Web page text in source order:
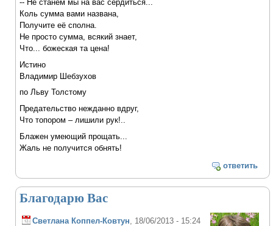
-- Не станем мы на вас сердиться...
Коль сумма вами названа,
Получите её сполна.
Не просто сумма, всякий знает,
Что... божеская та цена!
Истино
Владимир Шебзухов
по Льву Толстому
Предательство нежданно вдруг,
Что топором – лишили рук!..
Блажен умеющий прощать...
Жаль не получится обнять!
ответить
Благодарю Вас
Светлана Коппел-Ковтун, 18/06/2013 - 15:24